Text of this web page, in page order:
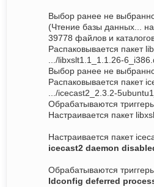
Выбор ранее не
(Чтение базы данных...
39778 файлов и
Распаковывается пакет
.../libxslt1.1_1.1.26-
Выбор ранее не
Распаковывается пакет
.../icecast2_2.3.2-
Обрабатываются
Настраивается пакет
Настраивается пакет
icecast2 daemon
Обрабатываются
ldconfig deferred